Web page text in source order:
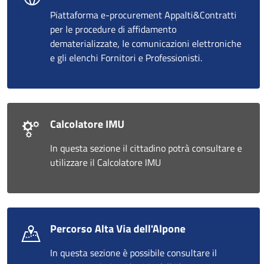
Piattaforma e-procurement Appalti&Contratti
per le procedure di affidamento
dematerializzate, le comunicazioni elettroniche
e gli elenchi Fornitori e Professionisti.
Calcolatore IMU
In questa sezione il cittadino potrà consultare e
utilizzare il Calcolatore IMU
Percorso Alta Via dell'Alpone
In questa sezione è possibile consultare il